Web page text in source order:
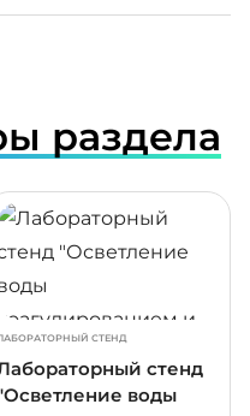
раздела
СТЕНД
стенд
воды